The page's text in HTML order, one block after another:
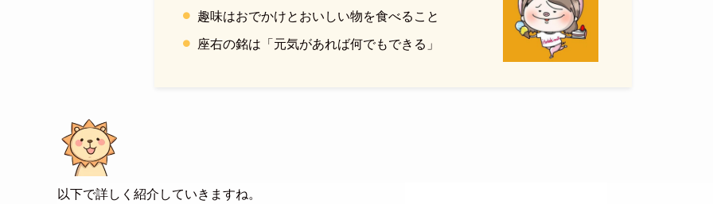
趣味はおでかけとおいしい物を食べること
座右の銘は「元気があれば何でもできる」
以下で詳しく紹介していきますね。